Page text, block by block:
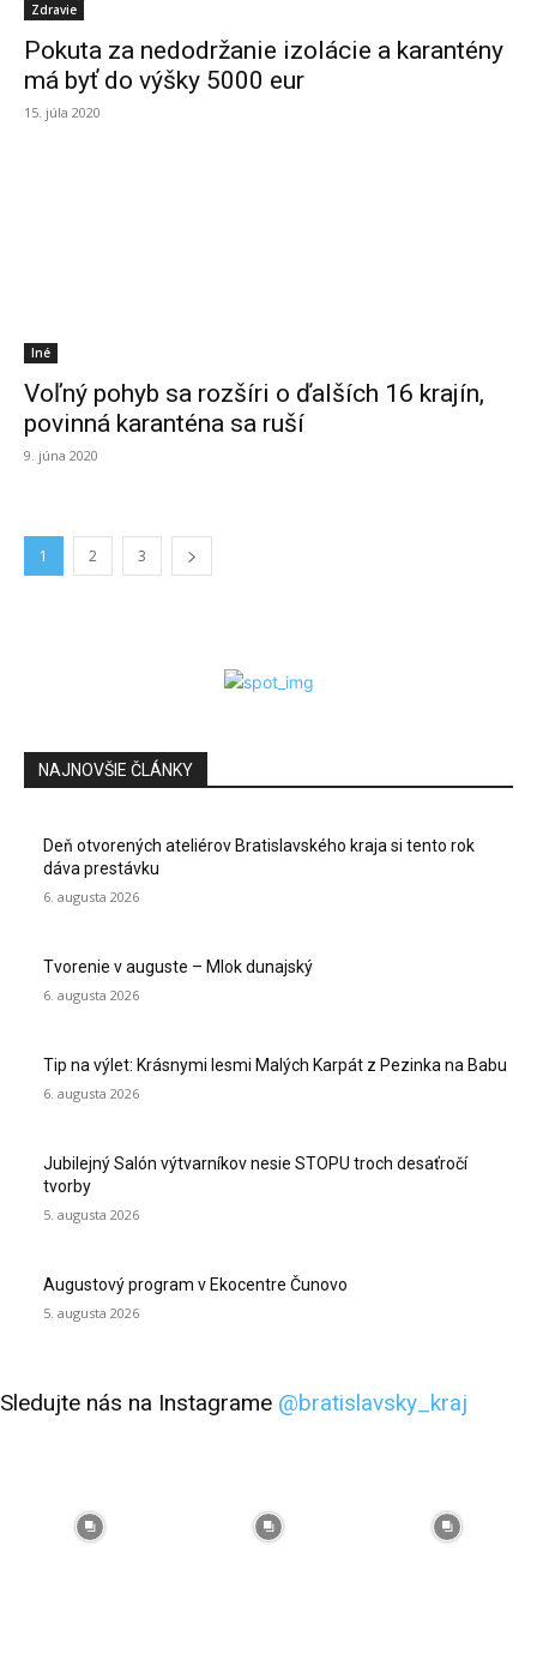
Zdravie
Pokuta za nedodržanie izolácie a karantény
má byť do výšky 5000 eur
15. júla 2020
Iné
Voľný pohyb sa rozšíri o ďalších 16 krajín,
povinná karanténa sa ruší
9. júna 2020
1 2 3
NAJNOVŠIE ČLÁNKY
Deň otvorených ateliérov Bratislavského kraja si tento rok
dáva prestávku
6. augusta 2026
Tvorenie v auguste – Mlok dunajský
6. augusta 2026
Tip na výlet: Krásnymi lesmi Malých Karpát z Pezinka na Babu
6. augusta 2026
Jubilejný Salón výtvarníkov nesie STOPU troch desaťročí
tvorby
5. augusta 2026
Augustový program v Ekocentre Čunovo
5. augusta 2026
Sledujte nás na Instagrame @bratislavsky_kraj